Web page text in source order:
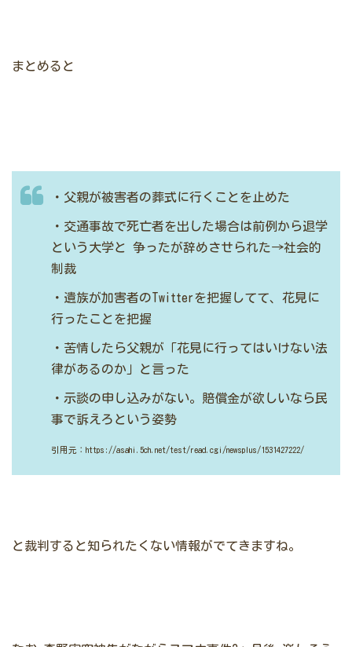
まとめると
・父親が被害者の葬式に行くことを止めた
・交通事故で死亡者を出した場合は前例から退学
という大学と
争ったが辞めさせられた→社会的
制裁
・遺族が加害者のTwitterを把握してて、花見に
行ったことを把握
・苦情したら父親が「花見に行ってはいけない法
律があるのか」と言った
・示談の申し込みがない。賠償金が欲しいなら民
事で訴えろという姿勢
引用元：https://asahi.5ch.net/test/read.cgi/newsplus/1531427222/
と裁判すると知られたくない情報がでてきますね。